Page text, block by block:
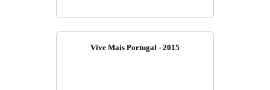
Vive Mais Portugal - 2015